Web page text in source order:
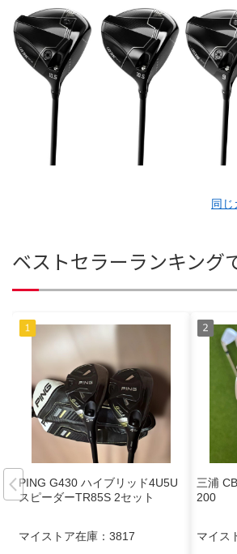
同じ
ベストセラーランキング
PING G430 ハイブリッド4U5U
スピーダーTR85S 2セット
マイストア在庫： 3817
三浦
200
マイス